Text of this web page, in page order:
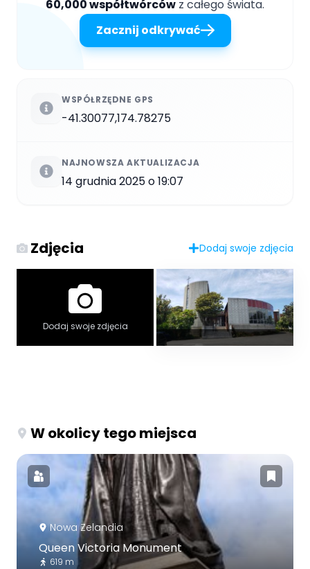
60,000 współtwórców z całego świata.
Zacznij odkrywać
WSPÓŁRZĘDNE GPS
-41.30077,174.78275
NAJNOWSZA AKTUALIZACJA
14 grudnia 2025 o 19:07
Zdjęcia Dodaj swoje zdjęcia
Dodaj swoje zdjęcia
W okolicy tego miejsca
Nowa Zelandia
Queen Victoria Monument
619 m